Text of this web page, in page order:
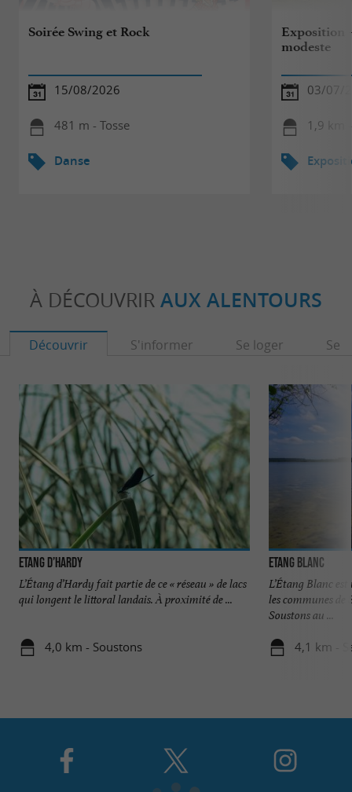
Soirée Swing et Rock
15/08/2026
481 m - Tosse
Danse
Exposition
modeste
03/07/
1,9 km
À DÉCOUVRIR AUX ALENTOURS
Découvrir S'informer Se loger Se
Etang d’Hardy
L’Étang d’Hardy fait partie de ce « réseau » de lacs
qui longent le littoral landais. À proximité de ...
4,0 km - Soustons
Etang Blanc
L’Étang Blanc
les communes de
Soustons au ...
4,1 km -